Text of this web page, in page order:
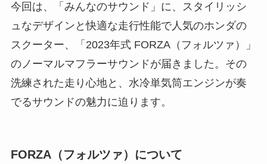
今回は、「みんなのサウンド」に、スタイリッシ
ュなデザインと快適な走行性能で人気のホンダの
スクーター、「2023年式 FORZA（フォルツァ）」
のノーマルマフラーサウンドが届きました。その
洗練された走り心地と、水冷単気筒エンジンが奏
でるサウンドの魅力に迫ります。
FORZA（フォルツァ）について